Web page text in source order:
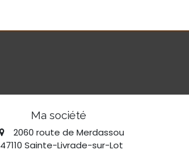
Ma société
2060 route de Merdassou
47110 Sainte-Livrade-sur-Lot